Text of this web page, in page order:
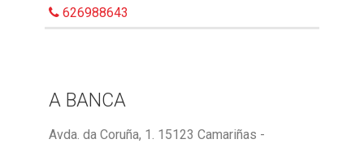
626988643
A BANCA
Avda. da Coruña, 1. 15123 Camariñas -